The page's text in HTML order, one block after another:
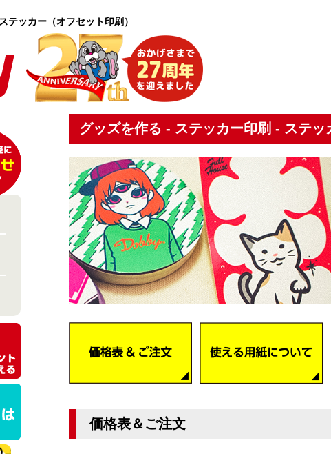
テッカー（オフセット印刷）
グッズを作る - ステッカー印刷 - ステッ
価格表＆ご注文